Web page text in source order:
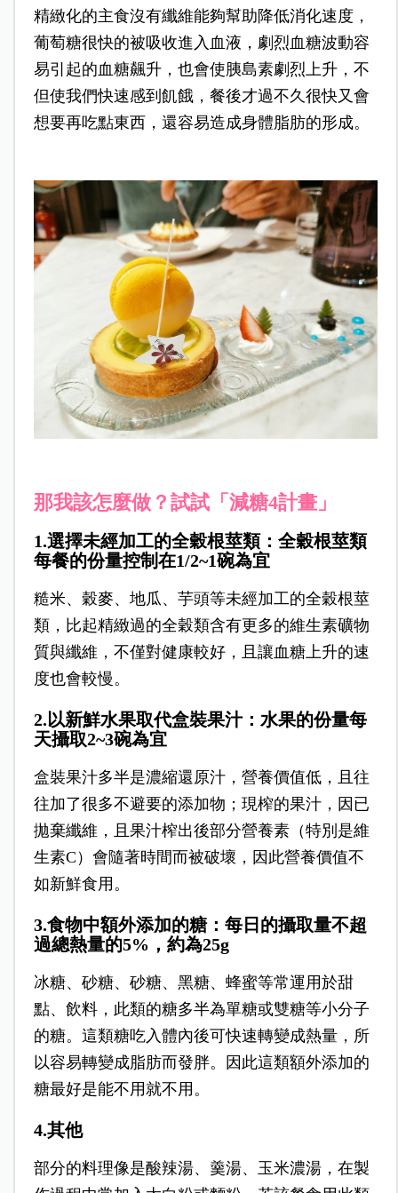
精緻化的主食沒有纖維能夠幫助降低消化速度，
葡萄糖很快的被吸收進入血液，劇烈血糖波動容
易引起的血糖飆升，也會使胰島素劇烈上升，不
但使我們快速感到飢餓，餐後才過不久很快又會
想要再吃點東西，還容易造成身體脂肪的形成。
那我該怎麼做？試試「減糖4計畫」
1.選擇未經加工的全穀根莖類：全穀根莖類
每餐的份量控制在1/2~1碗為宜
糙米、穀麥、地瓜、芋頭等未經加工的全穀根莖
類，比起精緻過的全穀類含有更多的維生素礦物
質與纖維，不僅對健康較好，且讓血糖上升的速
度也會較慢。
2.以新鮮水果取代盒裝果汁：水果的份量每
天攝取2~3碗為宜
盒裝果汁多半是濃縮還原汁，營養價值低，且往
往加了很多不避要的添加物；現榨的果汁，因已
拋棄纖維，且果汁榨出後部分營養素（特別是維
生素C）會隨著時間而被破壞，因此營養價值不
如新鮮食用。
3.食物中額外添加的糖：每日的攝取量不超
過總熱量的5%，約為25g
冰糖、砂糖、砂糖、黑糖、蜂蜜等常運用於甜
點、飲料，此類的糖多半為單糖或雙糖等小分子
的糖。這類糖吃入體內後可快速轉變成熱量，所
以容易轉變成脂肪而發胖。因此這類額外添加的
糖最好是能不用就不用。
4.其他
部分的料理像是酸辣湯、羹湯、玉米濃湯，在製